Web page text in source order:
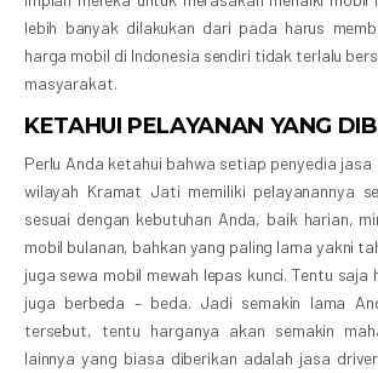
lebih banyak dilakukan dari pada harus
harga mobil di Indonesia sendiri tidak terlalu
masyarakat.
KETAHUI PELAYANAN YANG
Perlu Anda ketahui bahwa setiap penyedia jasa
wilayah Kramat Jati memiliki pelayanannya
sesuai dengan kebutuhan Anda, baik harian,
mobil bulanan, bahkan yang paling lama yakni
juga sewa mobil mewah lepas kunci. Tentu
juga berbeda – beda. Jadi semakin lama
tersebut, tentu harganya akan semakin
lainnya yang biasa diberikan adalah jasa